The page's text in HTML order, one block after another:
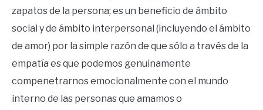
zapatos de la persona; es un beneficio de ámbito
social y de ámbito interpersonal (incluyendo el ámbito
de amor) por la simple razón de que sólo a través de la
empatía es que podemos genuinamente
compenetrarnos emocionalmente con el mundo
interno de las personas que amamos o